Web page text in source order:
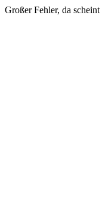
Großer Fehler, da